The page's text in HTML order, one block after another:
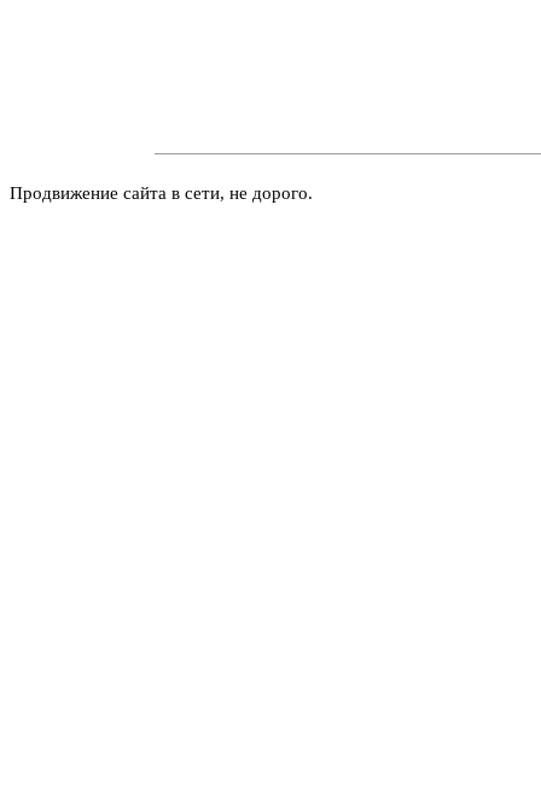
Продвижение сайта в сети, не дорого.